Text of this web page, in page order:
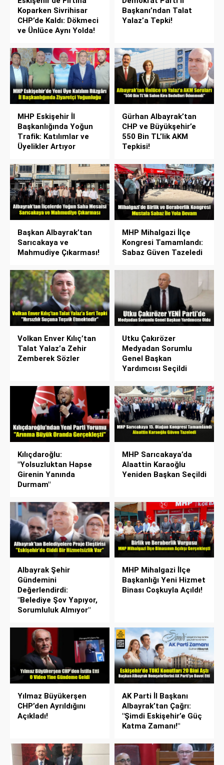
Koparken Sivrihisar
CHP’de Kaldı: Dökmeci
ve Ünlüce Aynı Yolda!
Başkanı’ndan Talat
Yalaz’a Tepki!
MHP Eskişehir İl
Başkanlığında Yoğun
Trafik: Katılımlar ve
Üyelikler Artıyor
Gürhan Albayrak’tan
CHP ve Büyükşehir’e
550 Bin TL’lik AKM
Tepkisi!
Başkan Albayrak’tan
Sarıcakaya ve
Mahmudiye Çıkarması!
MHP Mihalgazi İlçe
Kongresi Tamamlandı:
Sabaz Güven Tazeledi
Volkan Enver Kılıç’tan
Talat Yalaz’a Zehir
Zemberek Sözler
Utku Çakırözer
Medyadan Sorumlu
Genel Başkan
Yardımcısı Seçildi
Kılıçdaroğlu:
"Yolsuzluktan Hapse
Girenin Yanında
Durmam"
MHP Sarıcakaya’da
Alaattin Karaoğlu
Yeniden Başkan Seçildi
Albayrak Şehir
Gündemini
Değerlendirdi:
"Belediye Şov Yapıyor,
Sorumluluk Almıyor"
MHP Mihalgazi İlçe
Başkanlığı Yeni Hizmet
Binası Coşkuyla Açıldı!
Yılmaz Büyükerşen
CHP’den Ayrıldığını
Açıkladı!
AK Parti İl Başkanı
Albayrak’tan Çağrı:
"Şimdi Eskişehir’e Güç
Katma Zamanı!"